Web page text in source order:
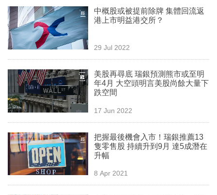
區
中概股或被提前除牌 集體回流返
港上市明益港交所？
29 Jul 2022
美股再尋底 瑞銀預測熊市或至明
年4月 大空頭明言美股尚餘大量下
跌空間
17 Jun 2022
把握最後機會入市！瑞銀推薦13
隻零售股 持續升到9月 達5成潛在
升幅
8 Apr 2021